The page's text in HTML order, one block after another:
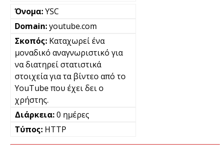
YSC
youtube.com
Καταχωρεί ένα
μοναδικό αναγνωριστικό για
να διατηρεί στατιστικά
στοιχεία για τα βίντεο από το
YouTube που έχει δει ο
χρήστης.
0 ημέρες
HTTP